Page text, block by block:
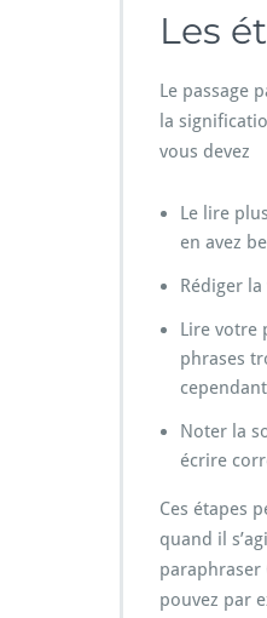
Les
Le passage
la
vous devez
Le lire
en avez
Rédiger
Lire votre
phrases
Noter la
écrire
Ces étapes
quand il
paraphraser
pouvez par